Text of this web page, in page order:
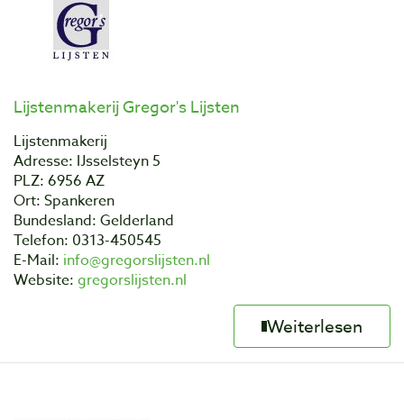
Lijstenmakerij Gregor's Lijsten
Lijstenmakerij
Adresse: IJsselsteyn 5
PLZ: 6956 AZ
Ort: Spankeren
Bundesland: Gelderland
Telefon: 0313-450545
E-Mail: info@gregorslijsten.nl
Website: gregorslijsten.nl
Weiterlesen